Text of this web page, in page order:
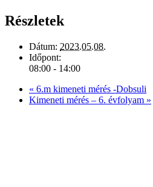
Részletek
Dátum: 2023.05.08.
Időpont:
08:00 - 14:00
« 6.m kimeneti mérés -Dobsuli
Kimeneti mérés – 6. évfolyam »